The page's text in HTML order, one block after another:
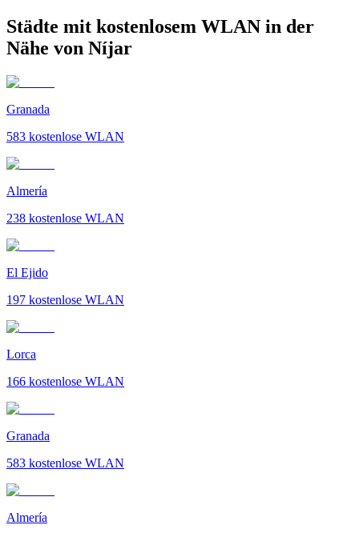
Städte mit kostenlosem WLAN in der
Nähe von Níjar
Granada
583 kostenlose WLAN
Almería
238 kostenlose WLAN
El Ejido
197 kostenlose WLAN
Lorca
166 kostenlose WLAN
Granada
583 kostenlose WLAN
Almería